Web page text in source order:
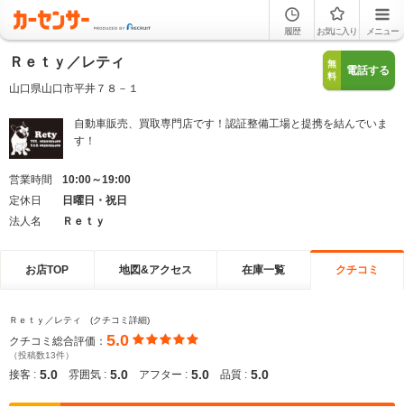
履歴 お気に入り メニュー
Ｒｅｔｙ／レティ
山口県山口市平井７８－１
無
料
電話する
自動車販売、買取専門店です！認証整備工場と提携を結んでいま
す！
営業時間
10:00～19:00
定休日
日曜日・祝日
法人名
Ｒｅｔｙ
お店TOP 地図&アクセス 在庫一覧 クチコミ
Ｒｅｔｙ／レティ (クチコミ詳細)
クチコミ総合評価： 5.0
（投稿数13件）
接客 : 5.0 雰囲気 : 5.0 アフター : 5.0 品質 : 5.0